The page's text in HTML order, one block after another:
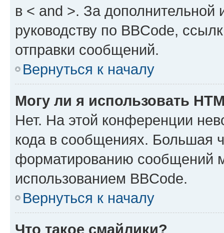
в < and >. За
руководству по BBCode,
отправки сообщений.
Вернуться к началу
Могу ли я использовать
Нет. На этой конференции
кода в сообщениях. Большая
форматированию сообщений
использованием BBCode.
Вернуться к началу
Что такое смайлики?